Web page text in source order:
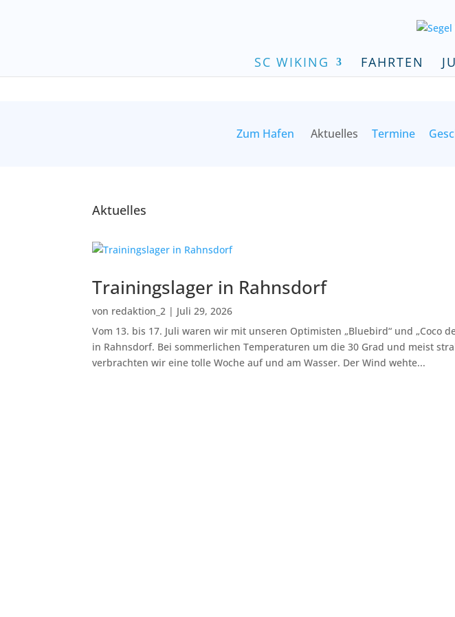
SC WIKING FAHRTEN
Zum Hafen Aktuelles Termine
Aktuelles
Trainingslager in Rahnsdorf
von redaktion_2 | Juli 29, 2026
Vom 13. bis 17. Juli waren wir mit unseren Optimisten „Bluebird“ und „Coco
in Rahnsdorf. Bei sommerlichen Temperaturen um die 30 Grad und meist
verbrachten wir eine tolle Woche auf und am Wasser. Der Wind wehte...